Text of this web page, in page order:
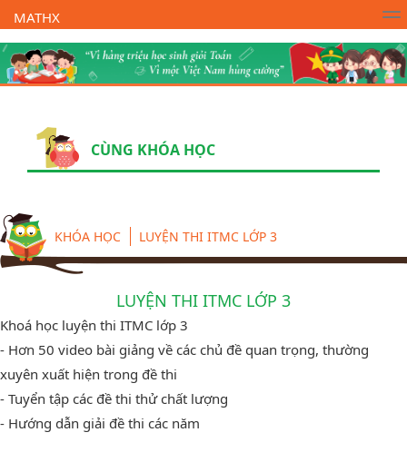
MATHX
Trường Toán Online MATHX Học toán - Lớp 1
CÙNG KHÓA HỌC
KHÓA HỌC LUYỆN THI ITMC LỚP 3
LUYỆN THI ITMC LỚP 3
Khoá học luyện thi ITMC lớp 3
- Hơn 50 video bài giảng về các chủ đề quan trọng, thường
xuyên xuất hiện trong đề thi
- Tuyển tập các đề thi thử chất lượng
- Hướng dẫn giải đề thi các năm